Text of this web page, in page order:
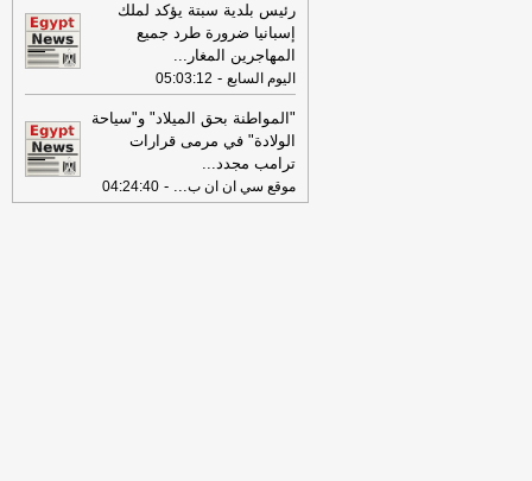
مصراوي
05:41
عاجل.. ترامب يوقع أمرين
تنفيذيين يقيدان حق اكتساب الجنسية
بالولادة-موقع الدستور
05:32
هزة أرضية يشعر بها سكان
العاصمة الفلبينية مانيلا-موقع الدستور
05:30
السعودية وتركيا وباكستان تستعد
لتوقيع اتفاقية دفاع مشترك في الرياض-
رئيس بلدية سبتة يؤكد لملك
إسبانيا ضرورة طرد جميع
المهاجرين المغار ...
اليوم السابع -
05:03:12
"المواطنة بحق الميلاد" و"سياحة
الولادة" في مرمى قرارات
ترامب مجدد...
موقع سي ان ان ب...
-
04:24:40